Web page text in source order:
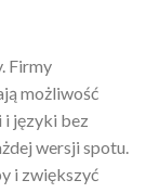
Firmy
możliwość
i języki bez
wersji spotu.
i zwiększyć